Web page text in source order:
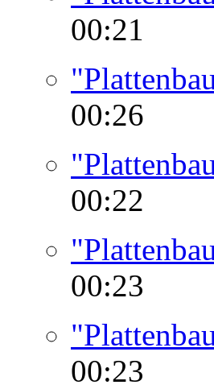
00:21
00:26
00:22
00:23
00:23